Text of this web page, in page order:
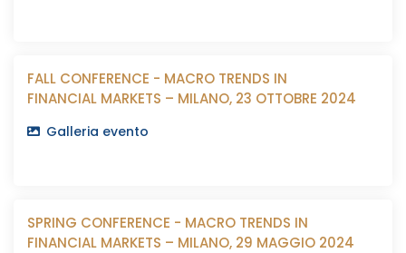
FALL CONFERENCE - MACRO TRENDS IN
FINANCIAL MARKETS – MILANO, 23 OTTOBRE 2024
Galleria evento
SPRING CONFERENCE - MACRO TRENDS IN
FINANCIAL MARKETS – MILANO, 29 MAGGIO 2024